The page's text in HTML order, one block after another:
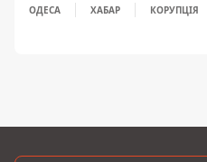
ОДЕСА ХАБАР КОРУПЦІЯ